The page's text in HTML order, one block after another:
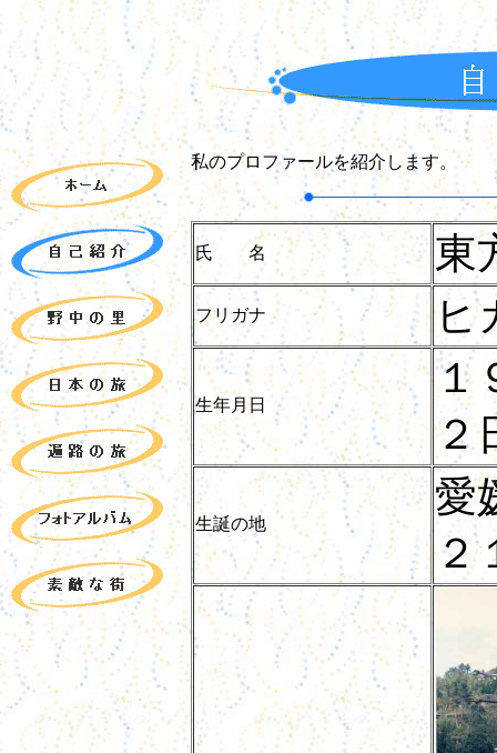
私のプロファールを紹介します。
氏 名 東
フリガナ ヒ
生年月日
１
２
生誕の地
愛
２